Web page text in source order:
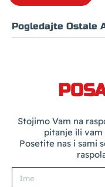
Pogledajte Ostale
Stojimo Vam na
pitanje ili
Posetite nas i sami